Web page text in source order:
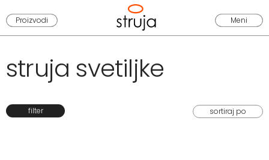
Proizvodi Meni
struja svetiljke
filter